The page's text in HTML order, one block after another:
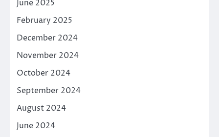
June 2025
February 2025
December 2024
November 2024
October 2024
September 2024
August 2024
June 2024